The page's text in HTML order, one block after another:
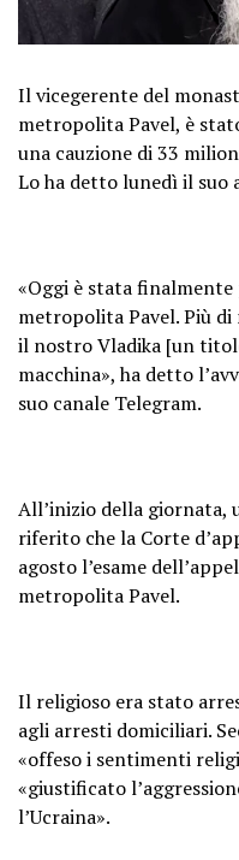
Il vicegerente del
metropolita Pavel, è
una cauzione di 33
Lo ha detto lunedì il suo
«Oggi è stata
metropolita Pavel. Più
il nostro Vladika [un
macchina», ha detto
suo canale Telegram.
All’inizio della giornata,
riferito che la Corte
agosto l’esame
metropolita Pavel.
Il religioso era stato
agli arresti domiciliari.
«offeso i sentimenti
«giustificato
l’Ucraina».